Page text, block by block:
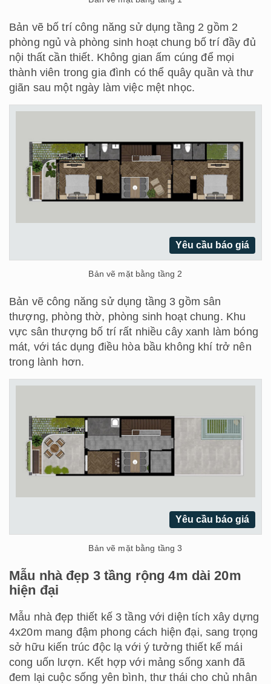
Bản vẽ bố trí công năng sử dụng tầng 2 gồm 2
phòng ngủ và phòng sinh hoạt chung bố trí đầy đủ
nội thất cần thiết. Không gian ấm cúng để mọi
thành viên trong gia đình có thể quây quần và thư
giãn sau một ngày làm việc mệt nhọc.
Yêu cầu báo giá
Bản vẽ mặt bằng tầng 2
Bản vẽ công năng sử dụng tầng 3 gồm sân
thượng, phòng thờ, phòng sinh hoạt chung. Khu
vực sân thượng bố trí rất nhiều cây xanh làm bóng
mát, với tác dụng điều hòa bầu không khí trở nên
trong lành hơn.
Yêu cầu báo giá
Bản vẽ mặt bằng tầng 3
Mẫu nhà đẹp 3 tầng rộng 4m dài 20m
hiện đại
Mẫu nhà đẹp thiết kế 3 tầng với diện tích xây dựng
4x20m mang đậm phong cách hiện đại, sang trọng
sở hữu kiến trúc độc lạ với ý tưởng thiết kế mái
cong uốn lượn. Kết hợp với mảng sống xanh đã
đem lại cuộc sống yên bình, thư thái cho chủ nhân